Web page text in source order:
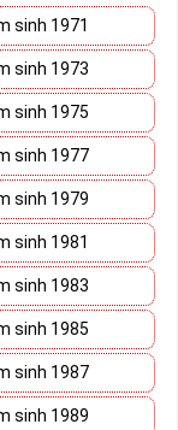
hãy cứ làm thì
sinh 1971
sinh 1973
sinh 1975
sinh 1977
sinh 1979
sinh 1981
sinh 1983
sinh 1985
sinh 1987
sinh 1989